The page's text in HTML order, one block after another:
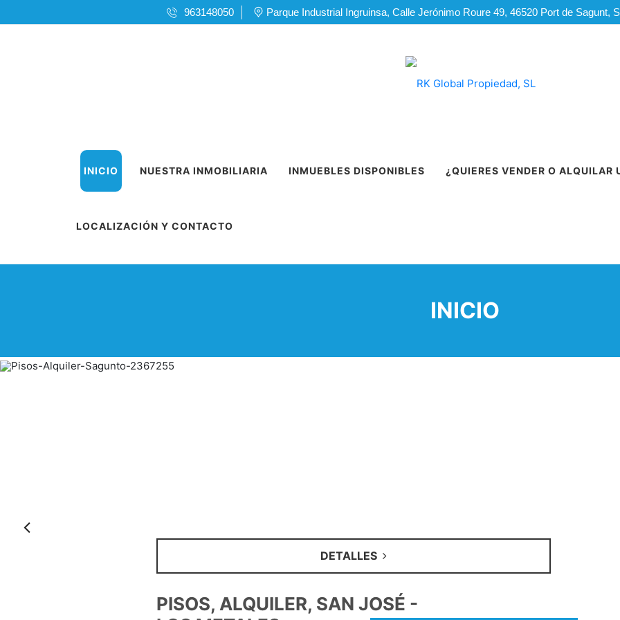
963148050 Parque Industrial Ingruinsa, Calle Jerónimo Roure 49, 46520 Port de Sagunt,
INICIO NUESTRA INMOBILIARIA INMUEBLES DISPONIBLES ¿QUIERES VENDER O ALQUILAR
LOCALIZACIÓN Y CONTACTO
INICIO
DETALLES
PISOS, ALQUILER, SAN JOSÉ -